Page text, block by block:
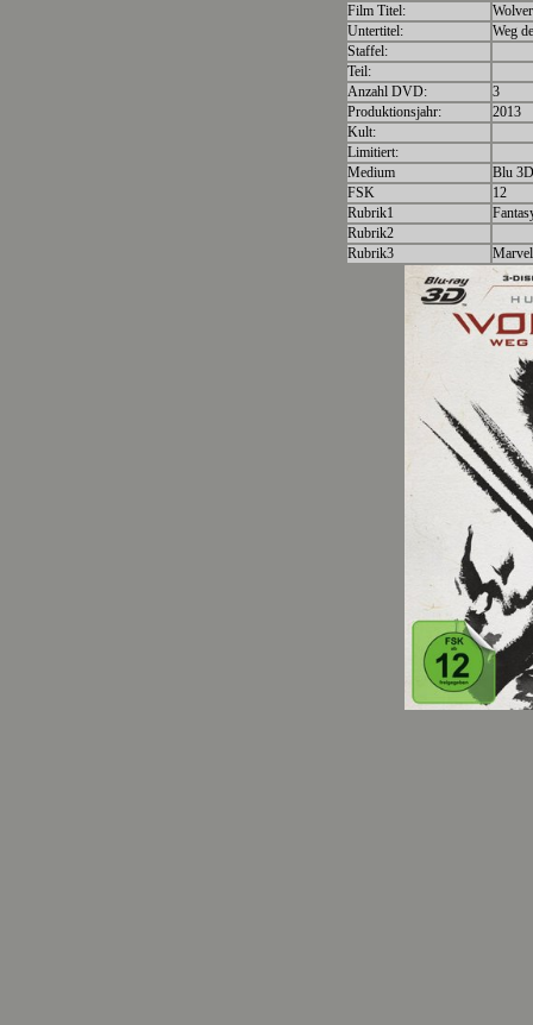
Film Titel:
Untertitel:
Weg
Staffel:
Teil:
Anzahl DVD:
3
Produktionsjahr:
2013
Kult:
Limitiert:
Medium
Blu 3D
FSK
12
Rubrik1
Rubrik2
Rubrik3
Marvel